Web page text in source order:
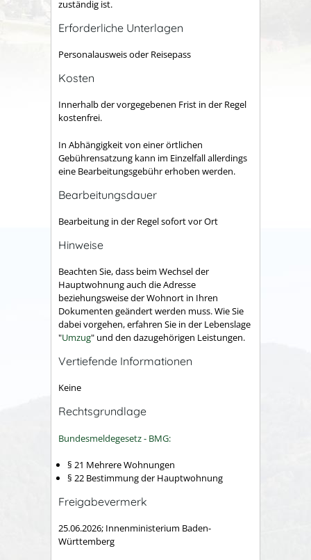
zuständig ist.
Erforderliche Unterlagen
Personalausweis oder Reisepass
Kosten
Innerhalb der vorgegebenen Frist in der Regel
kostenfrei.
In Abhängigkeit von einer örtlichen
Gebührensatzung kann im Einzelfall allerdings
eine Bearbeitungsgebühr erhoben werden.
Bearbeitungsdauer
Bearbeitung in der Regel sofort vor Ort
Hinweise
Beachten Sie, dass beim Wechsel der
Hauptwohnung auch die Adresse
beziehungsweise der Wohnort in Ihren
Dokumenten geändert werden muss. Wie Sie
dabei vorgehen, erfahren Sie in der Lebenslage
"Umzug" und den dazugehörigen Leistungen.
Vertiefende Informationen
Keine
Rechtsgrundlage
Bundesmeldegesetz - BMG:
§ 21 Mehrere Wohnungen
§ 22 Bestimmung der Hauptwohnung
Freigabevermerk
25.06.2026; Innenministerium Baden-
Württemberg